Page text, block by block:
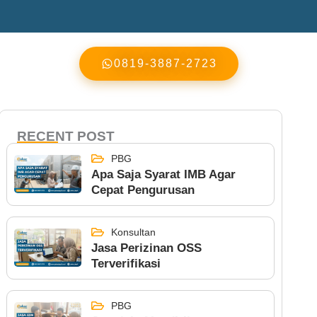
0819-3887-2723
RECENT POST
PBG
Apa Saja Syarat IMB Agar
Cepat Pengurusan
Konsultan
Jasa Perizinan OSS
Terverifikasi
PBG